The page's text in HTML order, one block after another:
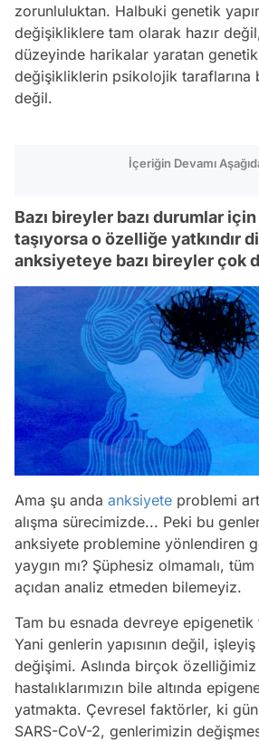
zorunluluktan. Halbuki genetik
değişikliklere tam olarak hazır
düzeyinde harikalar yaratan genetik
değişikliklerin psikolojik taraflarına
değil.
İçeriğin Devamı
Bazı bireyler bazı durumlar
taşıyorsa o özelliğe yatkındır
anksiyeteye bazı bireyler çok
Ama şu anda anksiyete problemi
alışma sürecimizde... Peki bu
anksiyete problemine yönlendiren
yaygın mı? Şüphesiz olmamalı,
açıdan analiz etmeden bilemeyiz.
Tam bu esnada devreye
Yani genlerin yapısının değil, işleyiş
değişimi. Aslında birçok
hastalıklarımızın bile altında
yatmakta. Çevresel faktörler, ki
SARS-CoV-2, genlerimizin